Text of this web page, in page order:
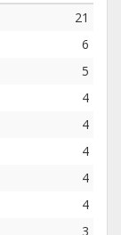
21
6
5
4
4
4
4
4
3